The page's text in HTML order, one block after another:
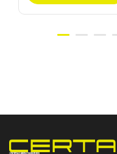
НПП «СПЕКТР» ЗАВОД ЛАКОКРАСОЧНЫХ МАТЕРИАЛОВ